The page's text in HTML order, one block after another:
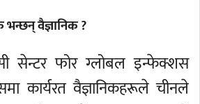
भन्छन् वैज्ञानिक ?
सेन्टर फोर ग्लोबल इन्फेक्शस
कार्यरत वैज्ञानिकहरूले चीनले